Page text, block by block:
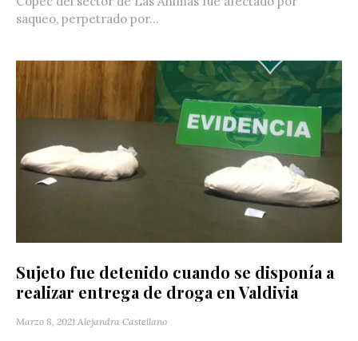
saqueo, perpetrado por...
Sujeto fue detenido cuando se disponía a
realizar entrega de droga en Valdivia
Marzo 8, 2021 Alejandra Castellano